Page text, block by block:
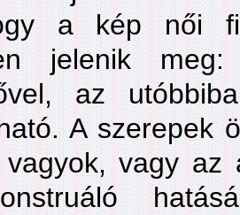
a kép női
jelenik
az
A szerepek
vagy az